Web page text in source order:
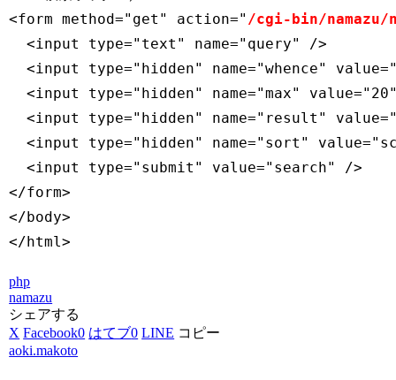
<form method="get" action=" /cgi-bin/namazu/
  <input type="text" name="query" />
<input type="hidden" name="whence"
<input type="hidden" name="max"
<input type="hidden" name="result"
<input type="hidden" name="sort"
  <input type="submit" value="search" />
</form>
</body>
</html>
php
namazu
シェアする
X Facebook0 はてブ0 LINE コピー
aoki.makoto